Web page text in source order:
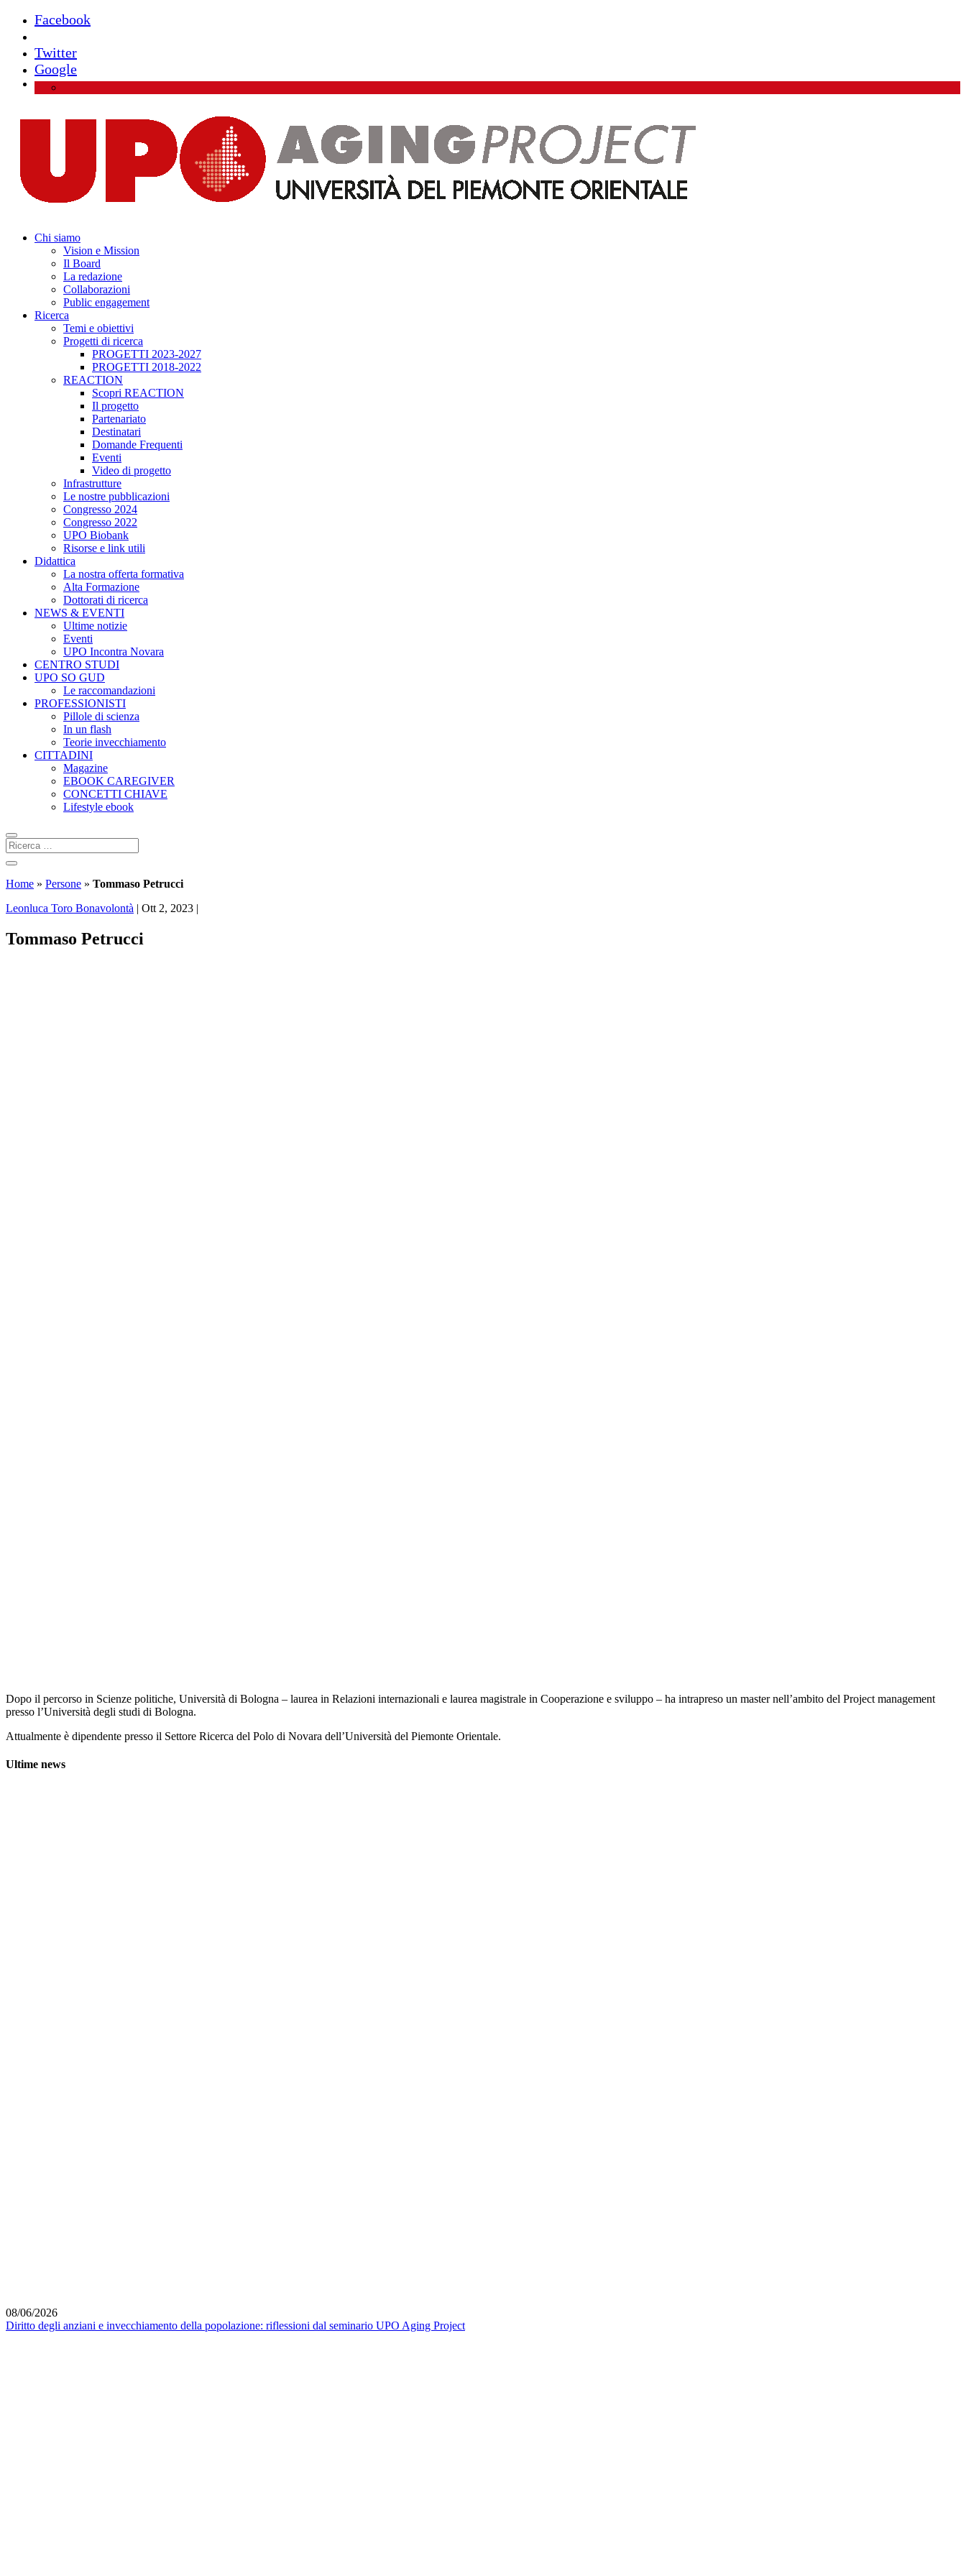
Facebook
Twitter
Google
Chi siamo
Vision e Mission
Il Board
La redazione
Collaborazioni
Public engagement
Ricerca
Temi e obiettivi
Progetti di ricerca
PROGETTI 2023-2027
PROGETTI 2018-2022
REACTION
Scopri REACTION
Il progetto
Partenariato
Destinatari
Domande Frequenti
Eventi
Video di progetto
Infrastrutture
Le nostre pubblicazioni
Congresso 2024
Congresso 2022
UPO Biobank
Risorse e link utili
Didattica
La nostra offerta formativa
Alta Formazione
Dottorati di ricerca
NEWS & EVENTI
Ultime notizie
Eventi
UPO Incontra Novara
CENTRO STUDI
UPO SO GUD
Le raccomandazioni
PROFESSIONISTI
Pillole di scienza
In un flash
Teorie invecchiamento
CITTADINI
Magazine
EBOOK CAREGIVER
CONCETTI CHIAVE
Lifestyle ebook
Home » Persone » Tommaso Petrucci
Leonluca Toro Bonavolontà | Ott 2, 2023 |
Tommaso Petrucci
Dopo il percorso in Scienze politiche, Università di Bologna – laurea in Relazioni internazionali e laurea magistrale in Cooperazione e sviluppo – ha intrapreso un master nell’ambito del Project management
presso l’Università degli studi di Bologna.
Attualmente è dipendente presso il Settore Ricerca del Polo di Novara dell’Università del Piemonte Orientale.
Ultime news
08/06/2026
Diritto degli anziani e invecchiamento della popolazione: riflessioni dal seminario UPO Aging Project